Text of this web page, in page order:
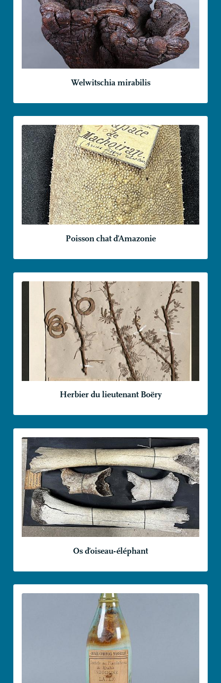
Welwitschia mirabilis
Poisson chat d’Amazonie
Herbier du lieutenant Boëry
Os d’oiseau-éléphant